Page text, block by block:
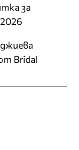
за
Bridal